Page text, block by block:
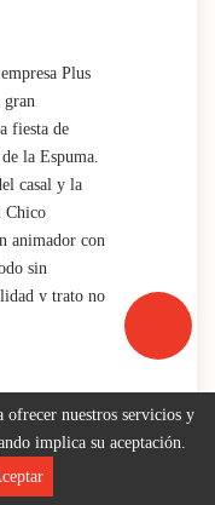
ofrecer nuestros servicios y
implica su aceptación.
Plus
gran
fiesta de
la Espuma.
casal y la
Chico
animador con
sin
y trato no
monitores i
I have to say
with
for the
a final party